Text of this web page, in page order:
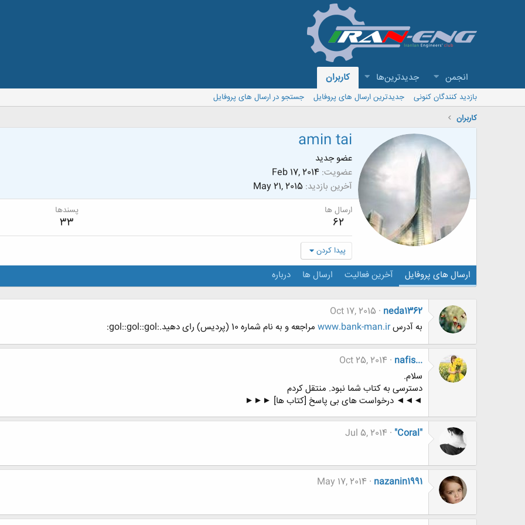
انجمن جدیدترین‌ها کاربران
بازدید کنندگان کنونی جدیدترین ارسال های پروفایل
جستجو در ارسال های پروفایل
کاربران
amin tai
عضو جدید
عضویت Feb 17, 2014
آخرین بازدید May 21, 2015
ارسال ها
62
پسندها
33
پیدا کردن
ارسال های پروفایل آخرین فعالیت ارسال ها درباره
neda1362
Oct 17, 2015
به آدرسwww.bank-man.ir مراجعه و به نام شماره 10 (پردیس) رای دهید.:gol::gol::gol:
nafis...
Oct 25, 2014
سلام.
دسترسی به کتاب شما نبود. منتقل کردم
◄◄◄ درخواست های بی پاسخ [کتاب ها] ►►►
"Coral"
Jul 5, 2014
nazanin1991
May 17, 2014